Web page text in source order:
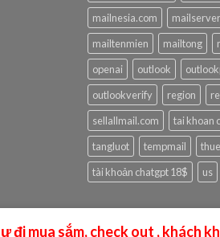
mailnesia.com
mailserver
mailtenmien
mailtong
openai
outlook
outlookverify
region
sellallmail.com
tai khoan
tangluot
tempmail
tài khoản chatgpt 18$
us
mua sắm, check out , khách